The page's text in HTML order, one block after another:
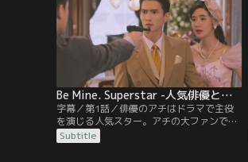
Be Mine. Superstar -人気俳優と犬系スタッフ君- 第01話／字幕
字幕／第1話／俳優のアチはドラマで主役
を演じる人気スター。アチの大ファンであ
る大学生のパンは、弟のパイにからかわれ
ながらも、ずっとアチに届かぬ思いを抱き
Subtitle